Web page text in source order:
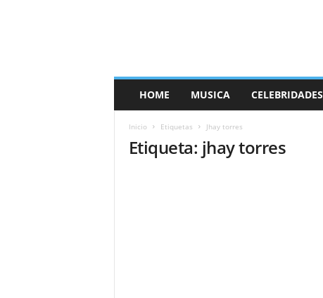
a
HOME MUSICA CELEBRIDADES
Inicio Etiquetas Jhay torres
Etiqueta: jhay torres